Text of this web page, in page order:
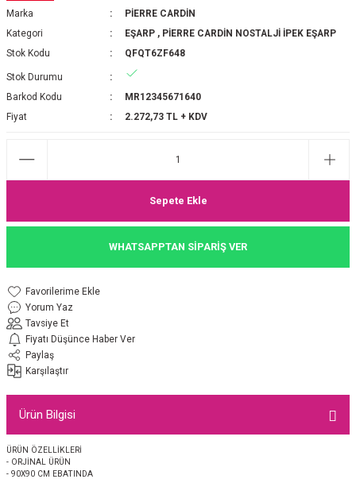
2025-2026 SONBAHAR KIŞ
JAKAR EŞARP
PAMUK EŞARP
İPEK EŞARP
EŞARP 2025-2026 SONBAHAR KIŞ
ŞAL
MEDİNE İPEĞİ ŞAL
ŞAL
JAKAR ŞAL
Marka
PİERRE CARDİN
Kategori
EŞARP , PİERRE CARDİN NOSTALJİ İPEK EŞARP
Stok Kodu
QFQT6ZF648
Stok Durumu
Barkod Kodu
MR12345671640
Fiyat
2.272,73 TL + KDV
Sepete Ekle
WHATSAPPTAN SİPARİŞ VER
Yorum Yaz
Tavsiye Et
Fiyatı Düşünce Haber Ver
Paylaş
Karşılaştır
Ürün Bilgisi
ÜRÜN ÖZELLİKLERİ
- ORJİNAL ÜRÜN
- 90X90 CM EBATINDA